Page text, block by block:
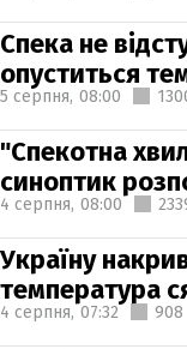
Спека не
опуститься
5 серпня, 08:00
"Спекотна
синоптик
4 серпня, 08:00
Україну
температура
4 серпня, 07:32 908